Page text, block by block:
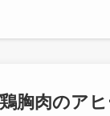
胸肉のア